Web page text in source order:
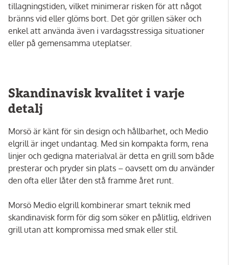
tillagningstiden, vilket minimerar risken för att något
bränns vid eller glöms bort. Det gör grillen säker och
enkel att använda även i vardagsstressiga situationer
eller på gemensamma uteplatser.
Skandinavisk kvalitet i varje
detalj
Morsö är känt för sin design och hållbarhet, och Medio
elgrill är inget undantag. Med sin kompakta form, rena
linjer och gedigna materialval är detta en grill som både
presterar och pryder sin plats – oavsett om du använder
den ofta eller låter den stå framme året runt.
Morsö Medio elgrill kombinerar smart teknik med
skandinavisk form för dig som söker en pålitlig, eldriven
grill utan att kompromissa med smak eller stil.